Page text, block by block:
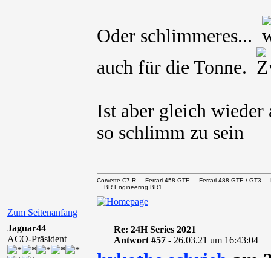
Oder schlimmeres...
auch für die Tonne.
Ist aber gleich wieder
so schlimm zu sein
Zum Seitenanfang
Corvette C7.R Ferrari 458 GTE Ferrari 488 GTE /
BR Engineering BR1
Jaguar44
ACO-Präsident
Re: 24H Series 2021
Antwort #57 - 26.03.21 um 16:43:04